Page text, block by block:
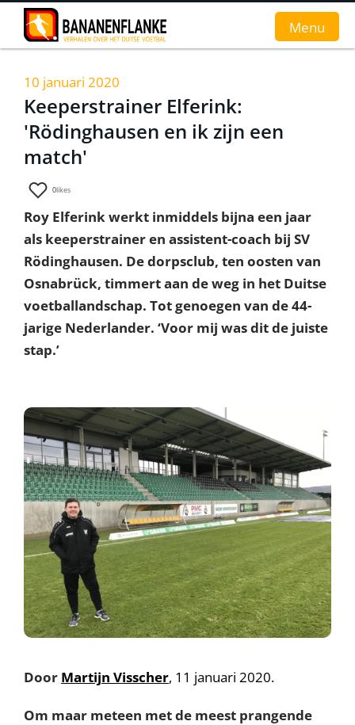
Home
Nieuws
Interviews
Groundhopverhalen
De fans
Achtergrond
Menu
10 januari 2020
Keeperstrainer Elferink:
'Rödinghausen en ik zijn een
match'
0likes
Roy Elferink werkt inmiddels bijna een jaar
als keeperstrainer en assistent-coach bij SV
Rödinghausen. De dorpsclub, ten oosten van
Osnabrück, timmert aan de weg in het Duitse
voetballandschap. Tot genoegen van de 44-
jarige Nederlander. ‘Voor mij was dit de juiste
stap.’
Door Martijn Visscher, 11 januari 2020.
Om maar meteen met de meest prangende